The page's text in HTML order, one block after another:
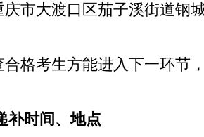
庆市大渡口区茄子溪街道钢
合格考生方能进入下一环节
补时间、地点